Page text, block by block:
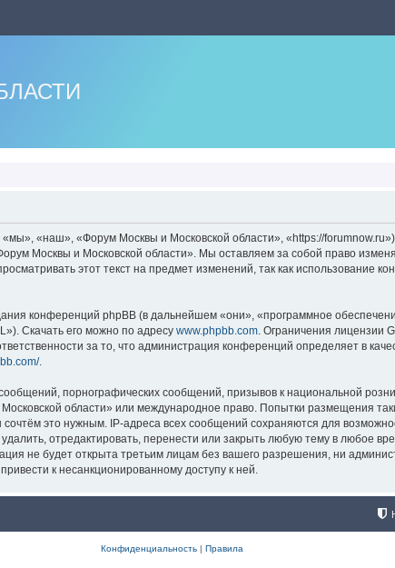
«наш», «Форум Москвы и Московской области», «https://
Москвы и Московской области». Мы оставляем за собой право
этот текст на предмет изменений, так как использование
конференций phpBB (в дальнейшем «они», «программное
Скачать его можно по адресу www.phpbb.com. Ограничения лицензии
за то, что администрация конференций определяет в
.
порнографических сообщений, призывов к национальной
области» или международное право. Попытки размещения
это нужным. IP-адреса всех сообщений сохраняются для
отредактировать, перенести или закрыть любую тему в любое
не будет открыта третьим лицам без вашего разрешения, ни
к несанкционированному доступу к ней.
Конфиденциальность| Правила